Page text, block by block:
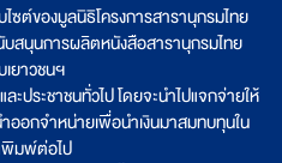
ซต์ของมูลนิธิโครงการสารานุกรมไทย
บสนุนการผลิตหนังสือสารานุกรมไทย
ยาวชนฯ
ะประชาชนทั่วไป โดยจะนำไปแจกจ่ายให้
ำออกจำหน่ายเพื่อนำเงินมาสมทบทุนใน
มพ์ต่อไป